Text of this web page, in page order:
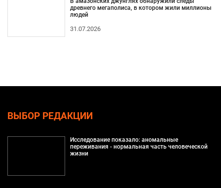
древнего мегаполиса, в котором жили миллионы
людей
31.07.2026
ВЫБОР РЕДАКЦИИ
Исследование показало: аномальные
переживания - нормальная часть человеческой
жизни